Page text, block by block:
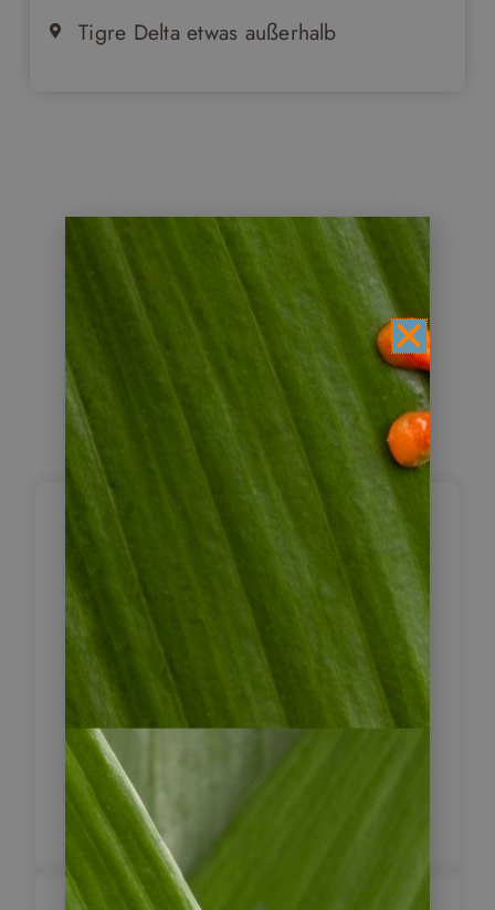
Tigre Delta etwas außerhalb
Reiseverlauf
Ankunft in Buenos
Nach Ihrer Ankunft in der
argentinischen Hauptstadt geht es
per Transfer zu Ihrem Hotel in der
Stadt. Den restlichen Tag können Sie
sich entspannen und einen ersten
kleinen Bummel durch die Metropole
machen.